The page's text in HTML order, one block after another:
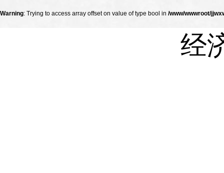
Warning: Trying to access array offset on value of type bool in /www/wwwroot/
经